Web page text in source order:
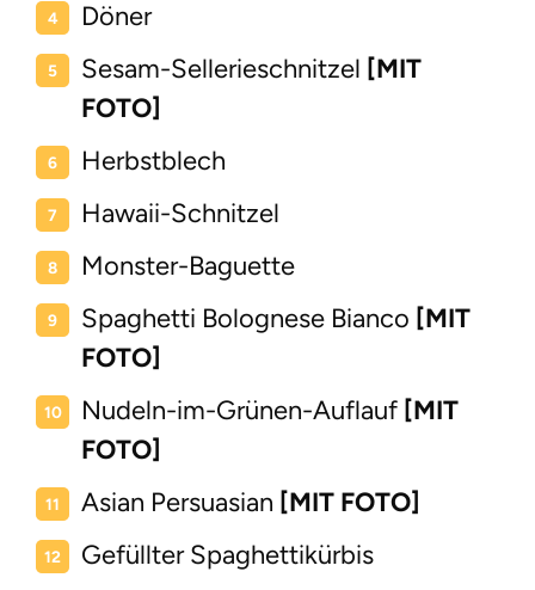
Döner
Sesam-Sellerieschnitzel [MIT
FOTO]
Herbstblech
Hawaii-Schnitzel
Monster-Baguette
Spaghetti Bolognese Bianco [MIT
FOTO]
Nudeln-im-Grünen-Auflauf [MIT
FOTO]
Asian Persuasian [MIT FOTO]
Gefüllter Spaghettikürbis